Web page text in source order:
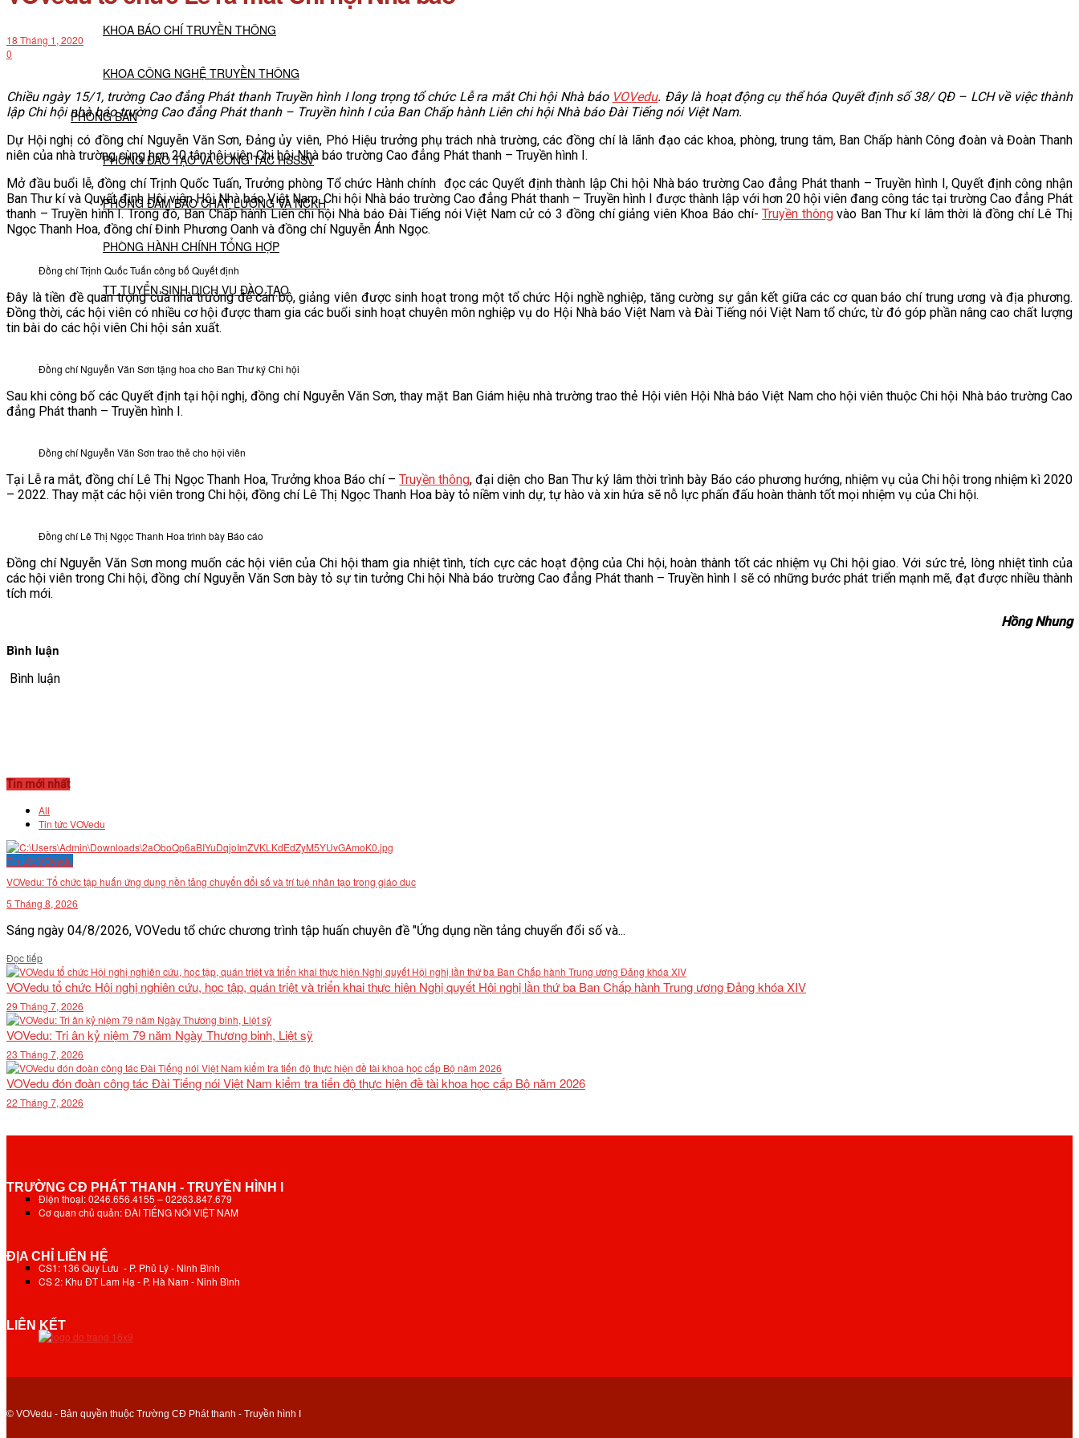
KHOA BÁO CHÍ TRUYỀN THÔNG
KHOA CÔNG NGHỆ TRUYỀN THÔNG
PHÒNG BAN
PHÒNG ĐÀO TẠO VÀ CÔNG TÁC HSSSV
PHÒNG ĐẢM BẢO CHẤT LƯỢNG VÀ NCKH
PHÒNG HÀNH CHÍNH TỔNG HỢP
TT TUYỂN SINH DỊCH VỤ ĐÀO TẠO
NGHIÊN CỨU KHOA HỌC
VĂN BẢN
18 Tháng 1, 2020
0
Chiều ngày 15/1, trường Cao đẳng Phát thanh Truyền hình I long trọng tổ chức Lễ ra mắt Chi hội Nhà báo VOVedu. Đây là hoạt động cụ thể hóa Quyết định số 38/ QĐ – LCH về việc thành
lập Chi hội nhà báo trường Cao đẳng Phát thanh – Truyền hình I của Ban Chấp hành Liên chi hội Nhà báo Đài Tiếng nói Việt Nam.
Dự Hội nghị có đồng chí Nguyễn Văn Sơn, Đảng ủy viên, Phó Hiệu trưởng phụ trách nhà trường, các đồng chí là lãnh đạo các khoa, phòng, trung tâm, Ban Chấp hành Công đoàn và Đoàn Thanh
niên của nhà trường cùng hơn 20 tân hội viên Chi hội Nhà báo trường Cao đẳng Phát thanh – Truyền hình I.
Mở đầu buổi lễ, đồng chí Trịnh Quốc Tuấn, Trưởng phòng Tổ chức Hành chính đọc các Quyết định thành lập Chi hội Nhà báo trường Cao đẳng Phát thanh – Truyền hình I, Quyết định công nhận
Ban Thư kí và Quyết định Hội viên Hội Nhà báo Việt Nam. Chi hội Nhà báo trường Cao đẳng Phát thanh – Truyền hình I được thành lập với hơn 20 hội viên đang công tác tại trường Cao đẳng Phát
thanh – Truyền hình I. Trong đó, Ban Chấp hành Liên chi hội Nhà báo Đài Tiếng nói Việt Nam cử có 3 đồng chí giảng viên Khoa Báo chí-Truyền thôngvào Ban Thư kí lâm thời là đồng chí Lê Thị
Ngọc Thanh Hoa, đồng chí Đinh Phương Oanh và đồng chí Nguyễn Ánh Ngọc.
Đồng chí Trịnh Quốc Tuấn công bố Quyết định
Đây là tiền đề quan trọng của nhà trường để cán bộ, giảng viên được sinh hoạt trong một tổ chức Hội nghề nghiệp, tăng cường sự gắn kết giữa các cơ quan báo chí trung ương và địa phương.
Đồng thời, các hội viên có nhiều cơ hội được tham gia các buổi sinh hoạt chuyên môn nghiệp vụ do Hội Nhà báo Việt Nam và Đài Tiếng nói Việt Nam tổ chức, từ đó góp phần nâng cao chất lượng
tin bài do các hội viên Chi hội sản xuất.
Đồng chí Nguyễn Văn Sơn tặng hoa cho Ban Thư ký Chi hội
Sau khi công bố các Quyết định tại hội nghị, đồng chí Nguyễn Văn Sơn, thay mặt Ban Giám hiệu nhà trường trao thẻ Hội viên Hội Nhà báo Việt Nam cho hội viên thuộc Chi hội Nhà báo trường Cao
đẳng Phát thanh – Truyền hình I.
Đồng chí Nguyễn Văn Sơn trao thẻ cho hội viên
Tại Lễ ra mắt, đồng chí Lê Thị Ngọc Thanh Hoa, Trưởng khoa Báo chí –Truyền thông, đại diện cho Ban Thư ký lâm thời trình bày Báo cáo phương hướng, nhiệm vụ của Chi hội trong nhiệm kì 2020
– 2022. Thay mặt các hội viên trong Chi hội, đồng chí Lê Thị Ngọc Thanh Hoa bày tỏ niềm vinh dự, tự hào và xin hứa sẽ nỗ lực phấn đấu hoàn thành tốt mọi nhiệm vụ của Chi hội.
Đồng chí Lê Thị Ngọc Thanh Hoa trình bày Báo cáo
Đồng chí Nguyễn Văn Sơn mong muốn các hội viên của Chi hội tham gia nhiệt tình, tích cực các hoạt động của Chi hội, hoàn thành tốt các nhiệm vụ Chi hội giao. Với sức trẻ, lòng nhiệt tình của
các hội viên trong Chi hội, đồng chí Nguyễn Văn Sơn bày tỏ sự tin tưởng Chi hội Nhà báo trường Cao đẳng Phát thanh – Truyền hình I sẽ có những bước phát triển mạnh mẽ, đạt được nhiều thành
tích mới.
Hồng Nhung
Bình luận
Bình luận
Tin mới nhất
All
Tin tức VOVedu
Tin tức VOVedu
VOVedu: Tổ chức tập huấn ứng dụng nền tảng chuyển đổi số và trí tuệ nhân tạo trong giáo dục
5 Tháng 8, 2026
Sáng ngày 04/8/2026, VOVedu tổ chức chương trình tập huấn chuyên đề "Ứng dụng nền tảng chuyển đổi số và...
Đọc tiếpDetails
VOVedu tổ chức Hội nghị nghiên cứu, học tập, quán triệt và triển khai thực hiện Nghị quyết Hội nghị lần thứ ba Ban Chấp hành Trung ương Đảng khóa XIV
29 Tháng 7, 2026
VOVedu: Tri ân kỷ niệm 79 năm Ngày Thương binh, Liệt sỹ
23 Tháng 7, 2026
VOVedu đón đoàn công tác Đài Tiếng nói Việt Nam kiểm tra tiến độ thực hiện đề tài khoa học cấp Bộ năm 2026
22 Tháng 7, 2026
TRƯỜNG CĐ PHÁT THANH - TRUYỀN HÌNH I
Điện thoại: 0246.656.4155 – 02263.847.679
Cơ quan chủ quản: ĐÀI TIẾNG NÓI VIỆT NAM
ĐỊA CHỈ LIÊN HỆ
CS1: 136 Quy Lưu - P. Phủ Lý - Ninh Bình
CS 2: Khu ĐT Lam Hạ - P. Hà Nam - Ninh Bình
LIÊN KẾT
© VOVedu - Bản quyền thuộc Trường CĐ Phát thanh - Truyền hình I